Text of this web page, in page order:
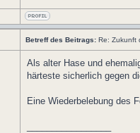
Betreff des Beitrags: Re: Zukunft
Als alter Hase und
härteste sicherlich gegen
Eine Wiederbelebung des